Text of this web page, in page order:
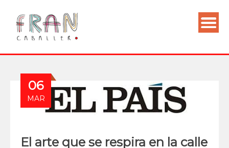
06
MAR
El arte que se respira en la calle